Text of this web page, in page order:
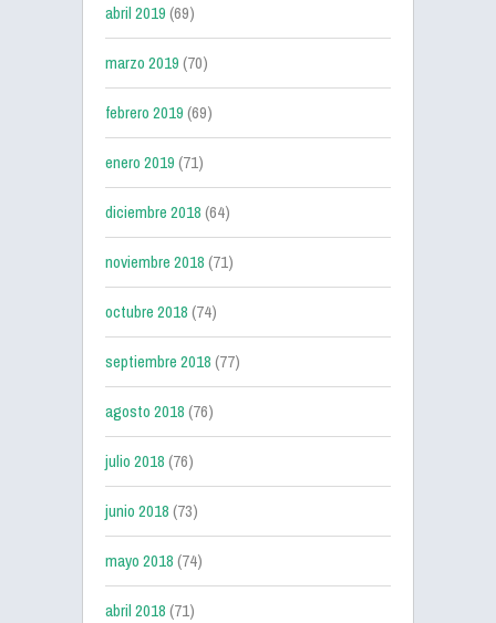
abril 2019(69)
marzo 2019(70)
febrero 2019(69)
enero 2019(71)
diciembre 2018(64)
noviembre 2018(71)
octubre 2018(74)
septiembre 2018(77)
agosto 2018(76)
julio 2018(76)
junio 2018(73)
mayo 2018(74)
abril 2018(71)